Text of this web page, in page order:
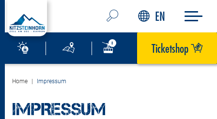
Ticketshop
EN
Home Impressum
IMPRESSUM